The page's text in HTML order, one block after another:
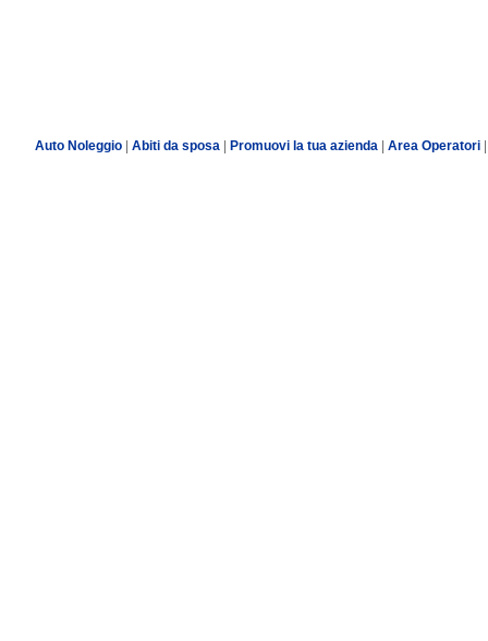
Auto Noleggio| Abiti da sposa| Promuovi la tua azienda Area Operatori